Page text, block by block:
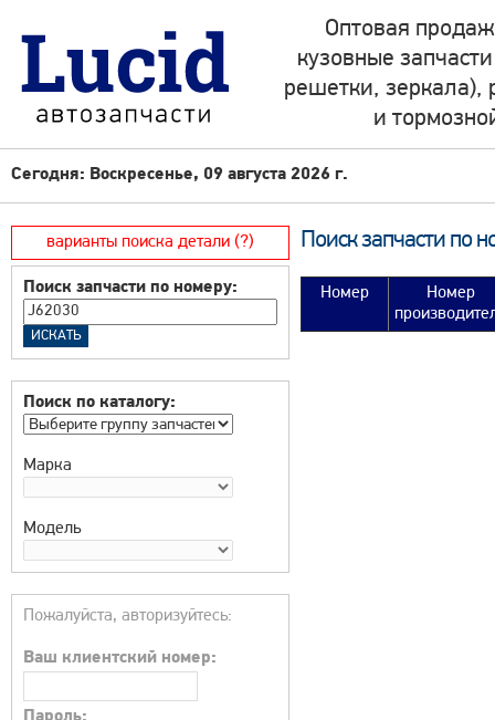
Оптовая
кузовные
решетки, зеркала),
и
Сегодня: Воскресенье, 09 августа 2026 г.
варианты поиска детали (?)
Поиск запчасти по номеру:
Поиск по каталогу:
Марка
Модель
Пожалуйста, авторизуйтесь:
Ваш клиентский номер:
Поиск запчасти по
Номер
Номер